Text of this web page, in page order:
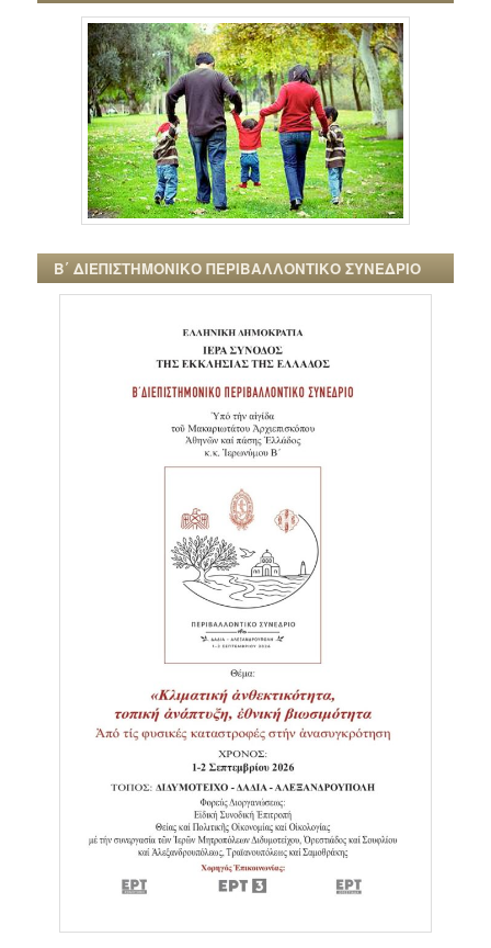
Β΄ ΔΙΕΠΙΣΤΗΜΟΝΙΚΟ ΠΕΡΙΒΑΛΛΟΝΤΙΚΟ ΣΥΝΕΔΡΙΟ